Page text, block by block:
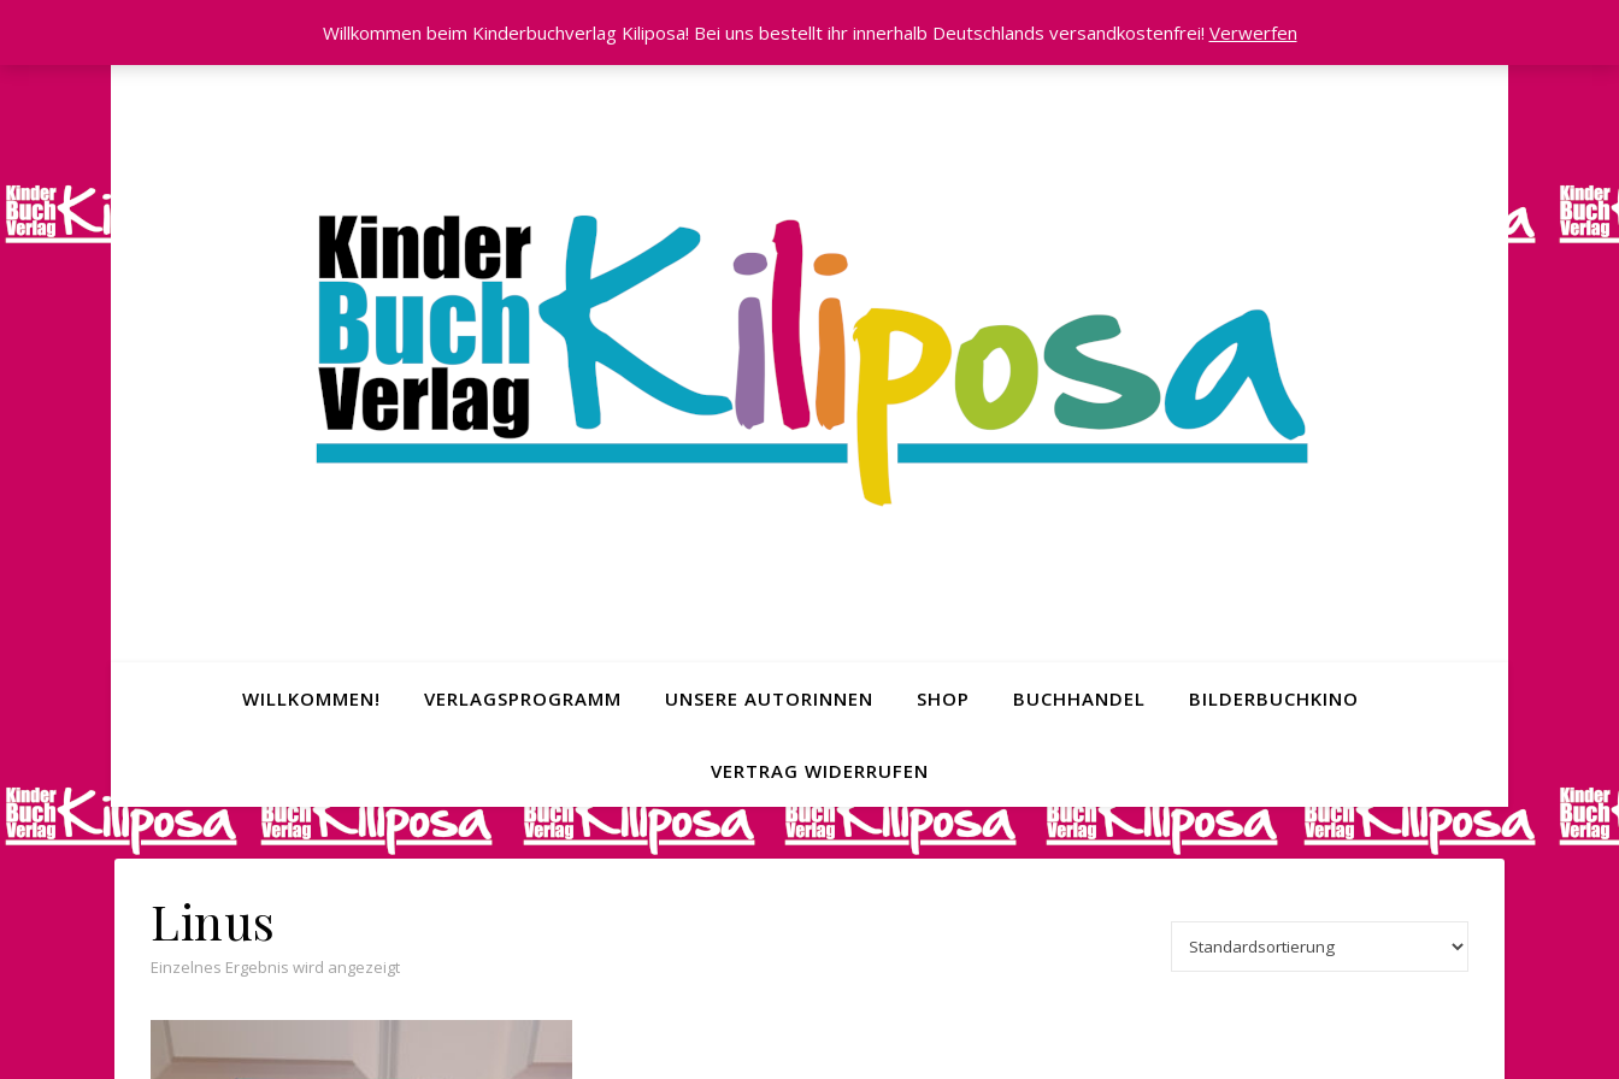
Willkommen beim Kinderbuchverlag Kiliposa! Bei uns bestellt ihr innerhalb Deutschlands versandkostenfrei! Verwerfen
KONTAKT & IMPRESSUM AGB DATENSCHUTZERKLÄRUNG WIDERRUFSBELEHRUNG
WILLKOMMEN! VERLAGSPROGRAMM UNSERE AUTORINNEN SHOP BUCHHANDEL BILDERBUCHKINO
VERTRAG WIDERRUFEN
Linus
Einzelnes Ergebnis wird angezeigt